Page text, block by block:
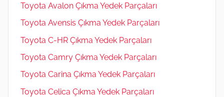
Toyota Avalon Çıkma Yedek Parçaları
Toyota Avensis Çıkma Yedek Parçaları
Toyota C-HR Çıkma Yedek Parçaları
Toyota Camry Çıkma Yedek Parçaları
Toyota Carina Çıkma Yedek Parçaları
Toyota Celica Çıkma Yedek Parçaları